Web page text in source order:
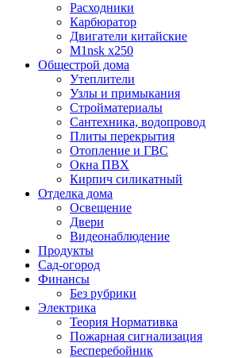
Расходники
Карбюратор
Двигатели китайские
M1nsk x250
Общестрой дома
Утеплители
Узлы и примыкания
Стройматериалы
Сантехника, водопровод
Плиты перекрытия
Отопление и ГВС
Окна ПВХ
Кирпич силикатный
Отделка дома
Освещение
Двери
Видеонаблюдение
Продукты
Сад-огород
Финансы
Без рубрики
Электрика
Теория Нормативка
Пожарная сигнализация
Бесперебойник